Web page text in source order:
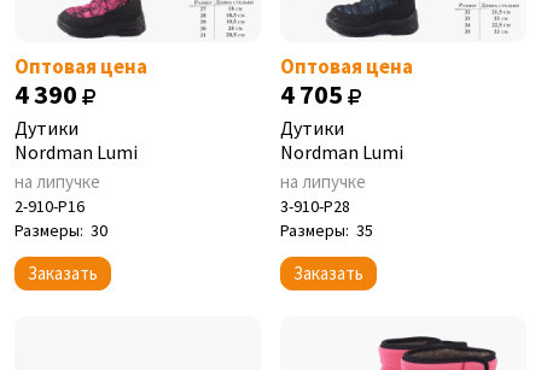
Оптовая цена
4 390
Дутики
Nordman Lumi
на липучке
2-910-P16
Размеры: 30
Заказать
Оптовая цена
4 705
Дутики
Nordman Lumi
на липучке
3-910-P28
Размеры: 35
Заказать